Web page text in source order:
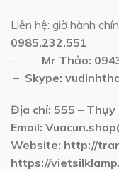
Liên hệ: giờ hành
0985.232.551
– Mr Thảo:
– Skype:
Địa chỉ: 555 – Thụy
Email:
Website: http://
https://